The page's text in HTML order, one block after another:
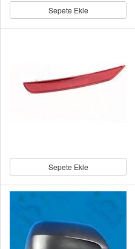
Sepete Ekle
Sepete Ekle